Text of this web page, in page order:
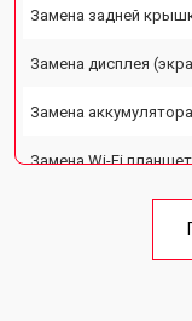
Замена задней
Замена дисплея
Замена аккумулятора
Замена Wi-Fi
Замена кнопок